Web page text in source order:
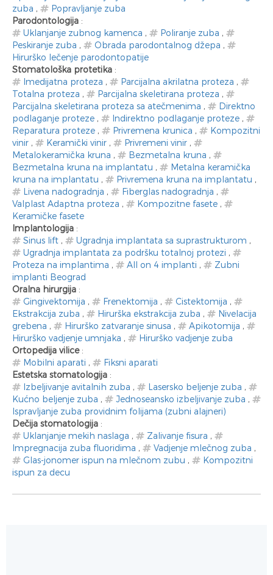
zuba ,
Popravljanje zuba
Parodontologija :
Uklanjanje zubnog kamenca , Poliranje zuba ,
Peskiranje zuba , Obrada parodontalnog džepa ,
Hirurško lečenje parodontopatije
Stomatološka protetika :
Imedijatna proteza , Parcijalna akrilatna proteza ,
Totalna proteza , Parcijalna skeletirana proteza ,
Parcijalna skeletirana proteza sa atečmenima ,
Direktno
podlaganje proteze , Indirektno podlaganje proteze ,
Reparatura proteze , Privremena krunica ,
Kompozitni
vinir , Keramički vinir , Privremeni vinir ,
Metalokeramička kruna , Bezmetalna kruna ,
Bezmetalna kruna na implantatu ,
Metalna keramička
kruna na implantatu , Privremena kruna na implantatu ,
Livena nadogradnja , Fiberglas nadogradnja ,
Valplast Adaptna proteza , Kompozitne fasete ,
Keramičke fasete
Implantologija :
Sinus lift , Ugradnja implantata sa suprastrukturom ,
Ugradnja implantata za podršku totalnoj protezi ,
Proteza na implantima , All on 4 implanti ,
Zubni
implanti Beograd
Oralna hirurgija :
Gingivektomija , Frenektomija , Cistektomija ,
Ekstrakcija zuba , Hirurška ekstrakcija zuba ,
Nivelacija
grebena , Hirurško zatvaranje sinusa , Apikotomija ,
Hirurško vadjenje umnjaka ,
Hirurško vadjenje zuba
Ortopedija vilice:
Mobilni aparati ,
Fiksni aparati
Estetska stomatologija :
Izbeljivanje avitalnih zuba , Lasersko beljenje zuba ,
Kućno beljenje zuba , Jednoseansko izbeljivanje zuba ,
Ispravljanje zuba providnim folijama (zubni alajneri)
Dečija stomatologija :
Uklanjanje mekih naslaga , Zalivanje fisura ,
Impregnacija zuba fluoridima , Vadjenje mlečnog zuba ,
Glas-jonomer ispun na mlečnom zubu ,
Kompozitni
ispun za decu